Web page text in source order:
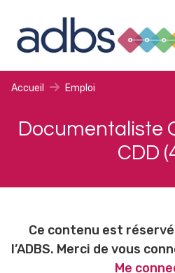
Accueil Emploi
Documentaliste
CDD
Ce contenu est
l’ADBS. Merci de vous
Me